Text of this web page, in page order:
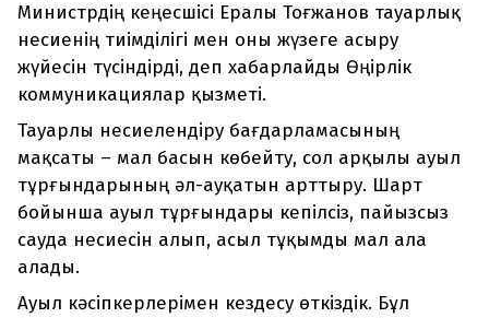
Министрдің кеңесшісі Ералы Тоғжанов тауарлық
несиенің тиімділігі мен оны жүзеге асыру
жүйесін түсіндірді, деп хабарлайды Өңірлік
коммуникациялар қызметі.
Тауарлы несиелендіру бағдарламасының
мақсаты – мал басын көбейту, сол арқылы ауыл
тұрғындарының әл-ауқатын арттыру. Шарт
бойынша ауыл тұрғындары кепілсіз, пайызсыз
сауда несиесін алып, асыл тұқымды мал ала
алады.
Ауыл кәсіпкерлерімен кездесу өткіздік. Бұл